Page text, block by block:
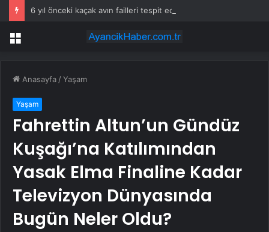
Menü
Anasayfa /Yaşam
Yaşam
Fahrettin Altun’un Gündüz
Kuşağı’na Katılımından
Yasak Elma Finaline Kadar
Televizyon Dünyasında
Bugün Neler Oldu?